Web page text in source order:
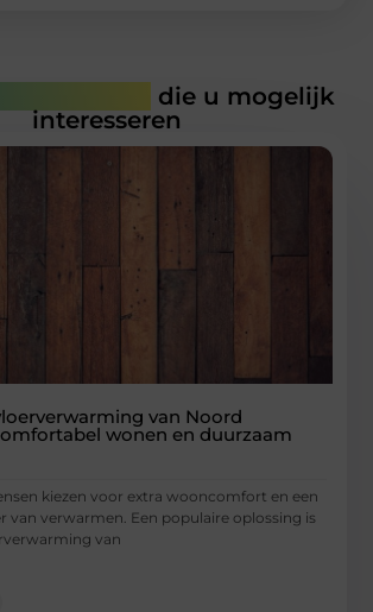
die u mogelijk
interesseren
van Noord
wonen en duurzaam
kiezen voor extra wooncomfort en een
van verwarmen. Een populaire oplossing is
van